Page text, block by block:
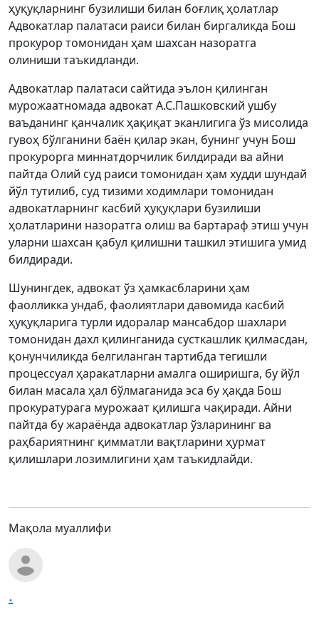
ҳуқуқларнинг бузилиши билан боғлиқ ҳолатлар
Адвокатлар палатаси раиси билан биргаликда Бош
прокурор томонидан ҳам шахсан назоратга
олиниши таъкидланди.
Адвокатлар палатаси сайтида эълон қилинган
мурожаатномада адвокат А.С.Пашковский ушбу
ваъданинг қанчалик ҳақиқат эканлигига ўз мисолида
гувоҳ бўлганини баён қилар экан, бунинг учун Бош
прокурорга миннатдорчилик билдиради ва айни
пайтда Олий суд раиси томонидан ҳам худди шундай
йўл тутилиб, суд тизими ходимлари томонидан
адвокатларнинг касбий ҳуқуқлари бузилиши
ҳолатларини назоратга олиш ва бартараф этиш учун
уларни шахсан қабул қилишни ташкил этишига умид
билдиради.
Шунингдек, адвокат ўз ҳамкасбларини ҳам
фаолликка ундаб, фаолиятлари давомида касбий
ҳуқуқларига турли идоралар мансабдор шахлари
томонидан дахл қилинганида сусткашлик қилмасдан,
қонунчиликда белгиланган тартибда тегишли
процессуал ҳаракатларни амалга оширишга, бу йўл
билан масала ҳал бўлмаганида эса бу ҳақда Бош
прокуратурага мурожаат қилишга чақиради. Айни
пайтда бу жараёнда адвокатлар ўзларининг ва
раҳбариятнинг қимматли вақтларини ҳурмат
қилишлари лозимлигини ҳам таъкидлайди.
Мақола муаллифи
.